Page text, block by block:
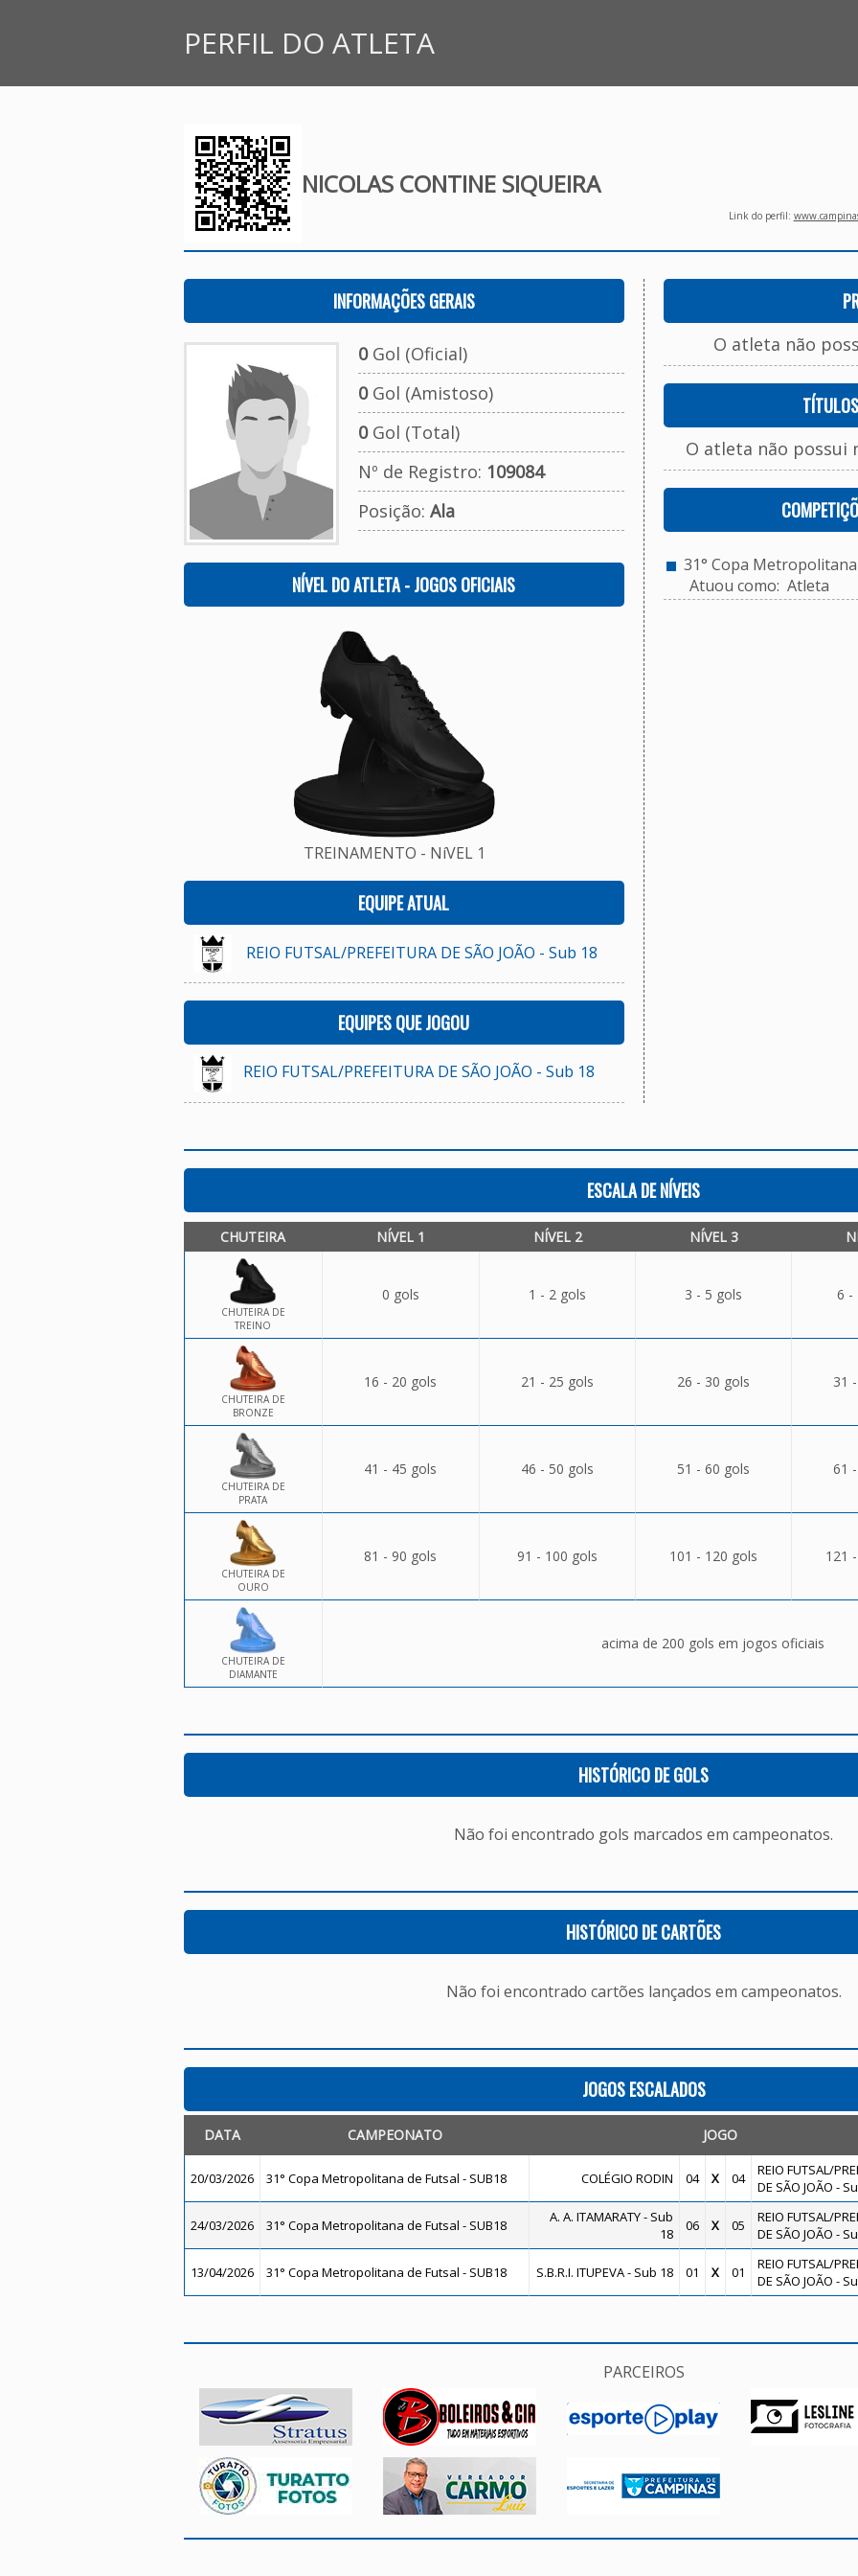
PERFIL DO ATLETA
NICOLAS CONTINE SIQUEIRA
Link do perfil:
INFORMAÇÕES GERAIS
0Gol (Oficial)
0Gol (Amistoso)
0Gol (Total)
Nº de Registro: 109084
Posição: Ala
NÍVEL DO ATLETA - JOGOS OFICIAIS
TREINAMENTO - NíVEL 1
EQUIPE ATUAL
REIO FUTSAL/PREFEITURA DE SÃO JOÃO - Sub 18
EQUIPES QUE JOGOU
REIO FUTSAL/PREFEITURA DE SÃO JOÃO - Sub 18
O atleta não
O atleta não possui
31° Copa Metropolitana
Atuou como: Atleta
ESCALA DE NÍVEIS
CHUTEIRA NÍVEL 1 NÍVEL 2 NÍVEL 3
CHUTEIRA DE
TREINO
0 gols 1 - 2 gols 3 - 5 gols 6 -
CHUTEIRA DE
BRONZE
16 - 20 gols 21 - 25 gols 26 - 30 gols 31
CHUTEIRA DE
PRATA
41 - 45 gols 46 - 50 gols 51 - 60 gols 61
CHUTEIRA DE
OURO
81 - 90 gols 91 - 100 gols 101 - 120 gols 121
CHUTEIRA DE
DIAMANTE
acima de 200 gols em jogos oficiais
HISTÓRICO DE GOLS
Não foi encontrado gols marcados em campeonatos.
HISTÓRICO DE CARTÕES
Não foi encontrado cartões lançados em campeonatos.
JOGOS ESCALADOS
DATA CAMPEONATO JOGO
20/03/2026 31° Copa Metropolitana de Futsal - SUB18 COLÉGIO RODIN 04 X 04
REIO FUTSAL/
DE SÃO JOÃO -
24/03/2026 31° Copa Metropolitana de Futsal - SUB18
A. A. ITAMARATY - Sub
18
06 X 05
REIO FUTSAL/
DE SÃO JOÃO -
13/04/2026 31° Copa Metropolitana de Futsal - SUB18 S.B.R.I. ITUPEVA - Sub 18 01 X 01
REIO FUTSAL/
DE SÃO JOÃO -
PARCEIROS